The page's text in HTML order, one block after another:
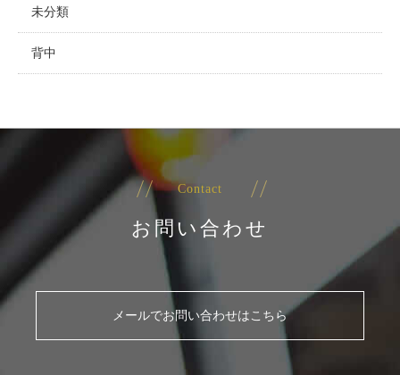
未分類
背中
Contact
お問い合わせ
メールでお問い合わせはこちら